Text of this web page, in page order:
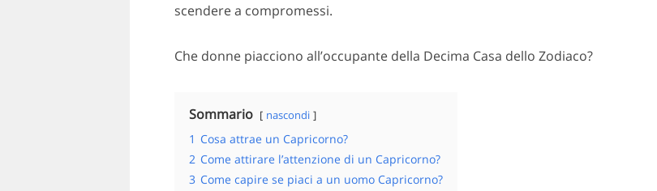
scendere a compromessi.
Che donne piacciono all’occupante della Decima Casa dello Zodiaco?
Sommario nascondi
1 Cosa attrae un Capricorno?
2 Come attirare l’attenzione di un Capricorno?
3 Come capire se piaci a un uomo Capricorno?